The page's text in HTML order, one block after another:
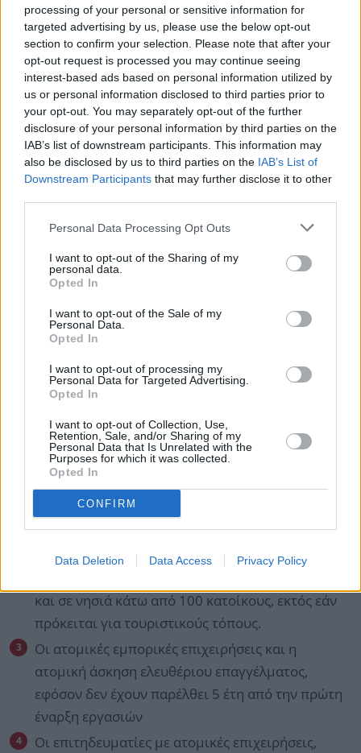
processing of your personal or sensitive information for
targeted advertising by us, please use the below opt-out
section to confirm your selection. Please note that after your
opt-out request is processed you may continue seeing
interest-based ads based on personal information utilized by
us or personal information disclosed to third parties prior to
your opt-out. You may separately opt-out of the further
disclosure of your personal information by third parties on the
IAB’s list of downstream participants. This information may
also be disclosed by us to third parties on the IAB’s List of
Downstream Participants that may further disclose it to other
Personal Data Processing Opt Outs
I want to opt-out of the Sharing of my
personal data.
Opted In
I want to opt-out of the Sale of my
Personal Data.
Opted In
I want to opt-out of processing my
Personal Data for Targeted Advertising.
Opted In
I want to opt-out of Collection, Use,
Retention, Sale, and/or Sharing of my
Personal Data that Is Unrelated with the
Purposes for which it was collected.
Opted In
CONFIRM
Data Deletion Data Access Privacy Policy
Τα πρόσωπα που ασκούν ατομική εμπορική
επιχείρηση ή ελευθέριο επάγγελμα και
παρουσιάζουν αναπηρία ίση ή μεγαλύτερη του
Οι εμπορικές επιχειρήσεις και ελεύθεροι
επαγγελματίες που ασκούν τη δραστηριότητά
και σε νησιά κάτω από 100 κατοίκους, εκτός εάν
πρόκειται για τουριστικούς τόπους.
Οι ατομικές εμπορικές επιχειρήσεις και η
ατομική άσκηση ελευθέριου επαγγέλματος,
εφόσον δεν έχουν παρέλθει 5 έτη από την πρώτη
έναρξη εργασιών
Οι επιτηδευματίες με ατομικές επιχειρήσεις,